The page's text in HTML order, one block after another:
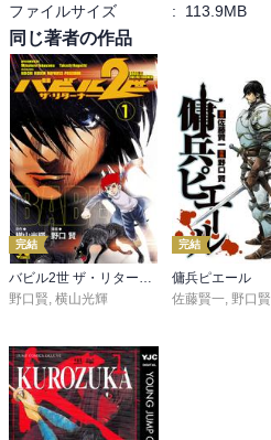
ファイルサイズ
: 113.9MB
同じ著者の作品
完結
バビル2世 ザ・リターナー
野口賢, 横山光輝
完結
傭兵ピエール
佐藤賢一, 野口賢